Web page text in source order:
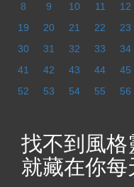
8
9 10 11 12
19
20 21 22 23
30
31 32 33 34
41
42 43 44 45
52
53 54 55 56
找不到風格
就藏在你每